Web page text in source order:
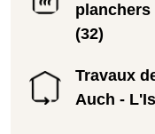
planchers
(32)
Travaux
Auch -